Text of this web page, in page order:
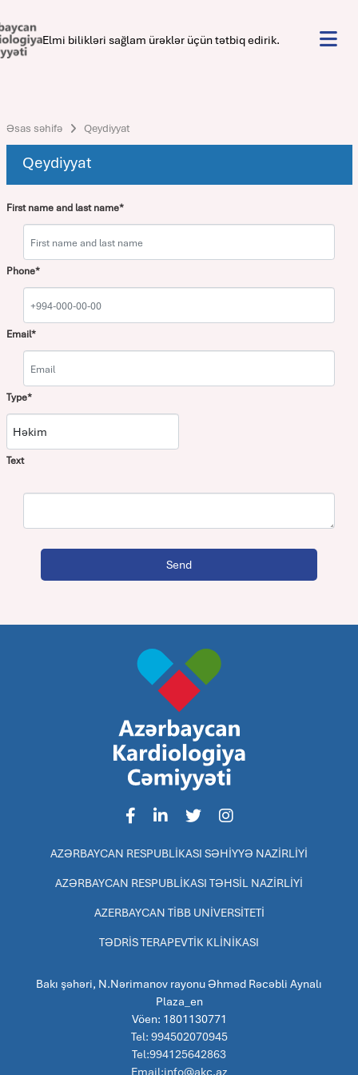
Elmi bilikləri sağlam ürəklər üçün tətbiq edirik.
Əsas səhifə Qeydiyyat
Qeydiyyat
First name and last name*
Phone*
Email*
Type*
Text
AZƏRBAYCAN RESPUBLİKASI SƏHİYYƏ NAZİRLİYİ
AZƏRBAYCAN RESPUBLİKASI TƏHSİL NAZİRLİYİ
AZERBAYCAN TİBB UNİVERSİTETİ
TƏDRİS TERAPEVTİK KLİNİKASI
Bakı şəhəri, N.Nərimanov rayonu Əhməd Rəcəbli Aynalı
Plaza_en
Vöen: 1801130771
Tel: 994502070945
Tel:994125642863
Email:info@akc.az